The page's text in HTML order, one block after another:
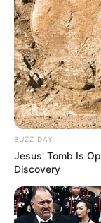
BUZZ DAY
Jesus' Tomb Is
Discovery